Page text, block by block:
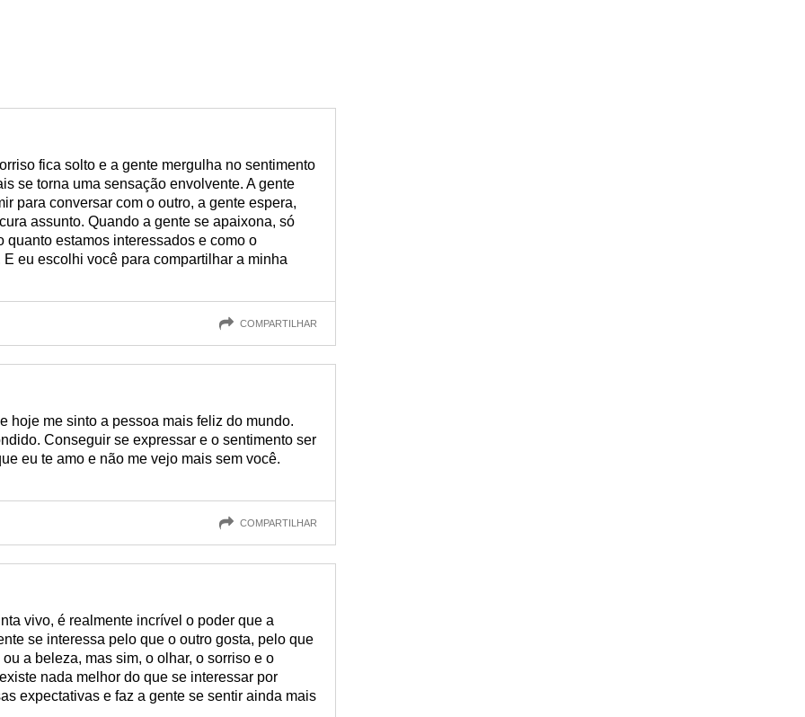
fica solto e a gente mergulha no sentimento
se torna uma sensação envolvente. A gente
para conversar com o outro, a gente espera,
assunto. Quando a gente se apaixona, só
quanto estamos interessados e como o
eu escolhi você para compartilhar a minha
COMPARTILHAR
hoje me sinto a pessoa mais feliz do mundo.
Conseguir se expressar e o sentimento ser
eu te amo e não me vejo mais sem você.
COMPARTILHAR
vivo, é realmente incrível o poder que a
se interessa pelo que o outro gosta, pelo que
a beleza, mas sim, o olhar, o sorriso e o
nada melhor do que se interessar por
expectativas e faz a gente se sentir ainda mais